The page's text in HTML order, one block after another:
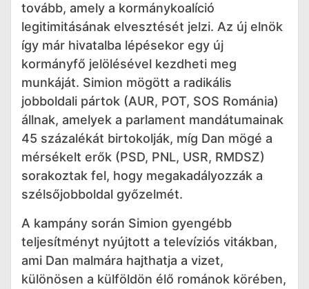
tovább, amely a kormánykoalíció
legitimitásának elvesztését jelzi. Az új elnök
így már hivatalba lépésekor egy új
kormányfő jelölésével kezdheti meg
munkáját. Simion mögött a radikális
jobboldali pártok (AUR, POT, SOS Románia)
állnak, amelyek a parlament mandátumainak
45 százalékát birtokolják, míg Dan mögé a
mérsékelt erők (PSD, PNL, USR, RMDSZ)
sorakoztak fel, hogy megakadályozzák a
szélsőjobboldal győzelmét.
A kampány során Simion gyengébb
teljesítményt nyújtott a televíziós vitákban,
ami Dan malmára hajthatja a vizet,
különösen a külföldön élő románok körében,